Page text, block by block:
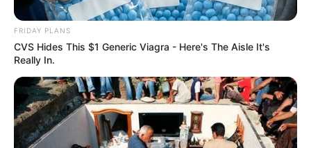
ΑΛΕΞΑΝΔΡΟΥΠΟΛΗ. ΚΑΙ ΔΕΝ ΕΙΝΑΙ ΚΑΘΟΛΟΥ
ΥΠΕΡΒΟΛΗ ΤΟ “ΓΕΜΙΣΕ”. ΜΙΛΑΜΕ ΓΙΑ 3800 ΑΝΤΡΕΣ, 80
ΑΡΜΑΤΑ ΜΑΧΗΣ, 130 BRADLEY, 10 BRADLEY
ΥΠΟΣΤΗΡΙΞΗΣ ΠΥΡΚΑΓΙΑΣ, 15 PALADINS, 500 ΟΧΗΜΑΤΑ,
1500 ΤΡΟΧΟΦΟΡΑ, 850 ΡΥΜΟΥΛΚΟΥΜΕΝΑ.
FRIDAY PLANS
CVS Hides This $1 Generic Viagra - Here's The Aisle It's
Really In.